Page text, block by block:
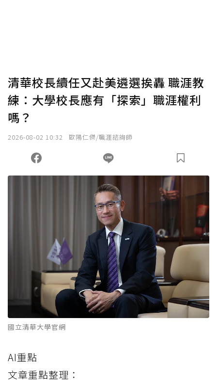
確認送出
您當前剩餘 U 利點數：0點；前往 購買點數
清華校長續任又赴美遴選挨轟 職涯教
練：大學校長應有「探索」職涯權利
嗎？
2026-08-02 10:32 歐陽仁傑/職涯諮詢師
國立清華大學官網
AI重點
文章重點整理：